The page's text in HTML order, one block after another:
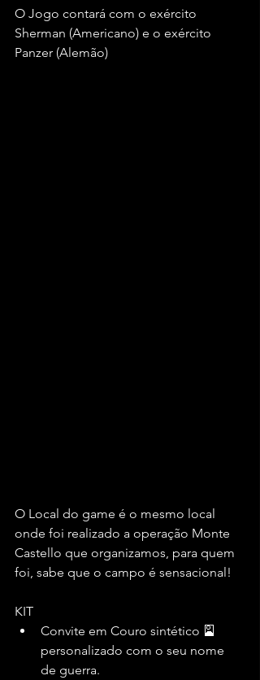
O Jogo contará com o exército
Sherman (Americano) e o exército
Panzer (Alemão)
O Local do game é o mesmo local
onde foi realizado a operação Monte
Castello que organizamos, para quem
foi, sabe que o campo é sensacional!
KIT
Convite em Couro sintético 🎴
personalizado com o seu nome
de guerra.